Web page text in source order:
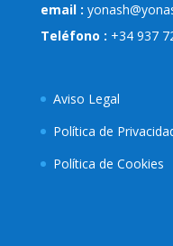
email :
Teléfono : +34 937
Aviso Legal
Política de
Política de Cookies